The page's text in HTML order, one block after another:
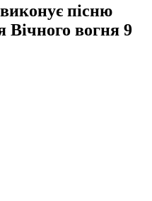
пісню
Вічного вогня 9